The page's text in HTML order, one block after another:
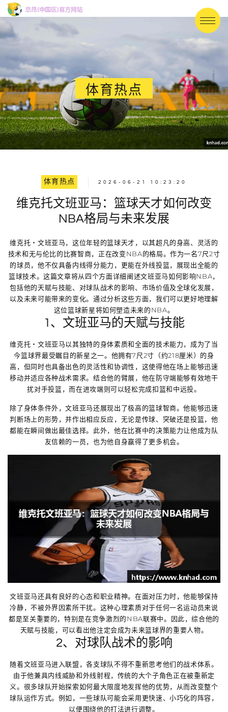
体育热点
体育热点 2026-06-21 10:23:20
维克托文班亚马：篮球天才如何改变
NBA格局与未来发展
维克托・文班亚马，这位年轻的篮球天才，以其超凡的身高、灵活的
技术和无与伦比的比赛智商，正在改变NBA的格局。作为一名7尺2寸
的球员，他不仅具备内线得分能力，更能在外线投篮，展现出全能的
篮球技术。这篇文章将从四个方面详细阐述文班亚马如何影响NBA，
包括他的天赋与技能、对球队战术的影响、市场价值及全球化发展，
以及未来可能带来的变化。通过分析这些方面，我们可以更好地理解
这位篮球新星将如何塑造未来的NBA。
1、文班亚马的天赋与技能
维克托・文班亚马以其独特的身体素质和全面的技术能力，成为了当
今篮球界最受瞩目的新星之一。他拥有7尺2寸（约218厘米）的身
高，但同时也具备出色的灵活性和协调性，这使得他在场上能够迅速
移动并适应各种战术需求。结合他的臂展，他在防守端能够有效地干
扰对手投篮，而在进攻端则可以轻松完成扣篮和中远投。
除了身体条件外，文班亚马还展现出了极高的篮球智商。他能够迅速
判断场上的形势，并作出相应反应，无论是传球、突破还是投篮，他
都能在瞬间做出最佳选择。此外，他在比赛中的决策能力让他成为队
友信赖的一员，也为他自身赢得了更多机会。
文班亚马还具有良好的心态和职业精神。在面对压力时，他能够保持
冷静，不被外界因素所干扰。这种心理素质对于任何一名运动员来说
都是至关重要的，特别是在竞争激烈的NBA联赛中。因此，综合他的
天赋与技能，可以看出他注定会成为未来篮球界的重要人物。
2、对球队战术的影响
随着文班亚马进入联盟，各支球队不得不重新思考他们的战术体系。
由于他兼具内线威胁和外线射程，传统的大个子角色正在被重新定
义。很多球队开始探索如何最大限度地发挥他的优势，从而改变整个
球队运作方式。例如，一些球队可能会采用更快速、小巧化的阵容，
以便围绕他的打法进行调整。